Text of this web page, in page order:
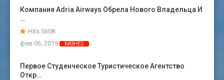
Компания Adria Airways Обрела Нового Владельца И
…
Hits:5608
фев 06, 2019
БИЗНЕС
Первое Студенческое Туристическое Агентство
Откр…